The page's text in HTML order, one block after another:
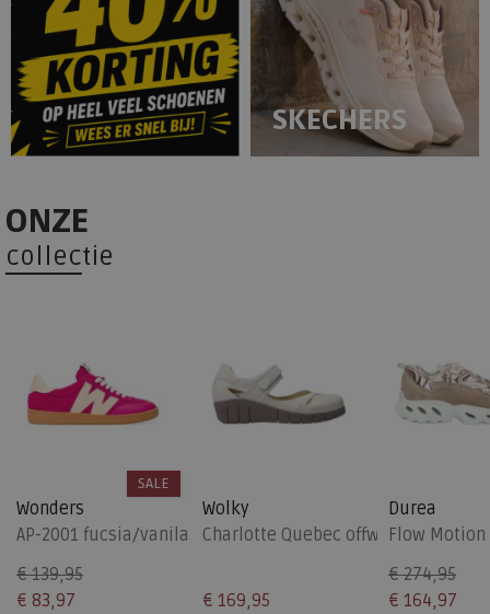
SKECHERS
ONZE
collectie
SALE
Wonders
AP-2001 fucsia/vanila
€ 139,95
€ 83,97
Wolky
Charlotte Quebec offwhite
€ 169,95
Durea
Flow
€ 274,95
€ 164,97